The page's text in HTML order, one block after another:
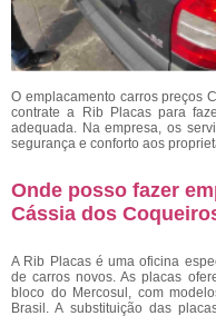
O emplacamento carros preços
contrate a Rib Placas para
adequada. Na empresa, os
segurança e conforto aos
Onde posso fazer
Cássia dos
A Rib Placas é uma oficina
de carros novos. As placas
bloco do Mercosul, com
Brasil. A substituição das